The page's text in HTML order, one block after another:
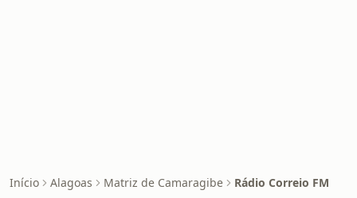
Início Alagoas Matriz de Camaragibe Rádio Correio FM